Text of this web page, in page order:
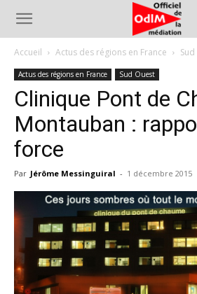
Accueil Actus des régions en France
Actus des régions en France Sud Ouest
Clinique Pont de
Montauban :
force
Par Jérôme Messinguiral - 1 décembre 2015